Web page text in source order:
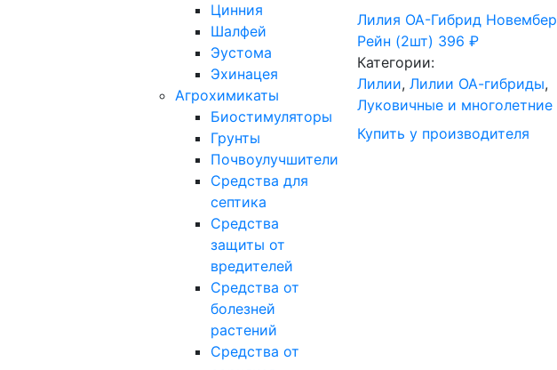
Цинния
Шалфей
Эустома
Эхинацея
Агрохимикаты
Биостимуляторы
Грунты
Почвоулучшители
Средства для
септика
Средства
защиты от
вредителей
Средства от
болезней
растений
Средства от
Лилия ОА-Гибрид Новембер
Рейн (2шт) 396 ₽
Категории:
Лилии, Лилии ОА-гибриды,
Луковичные и многолетние
Купить у производителя